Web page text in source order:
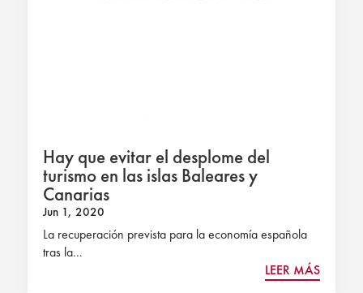
Hay que evitar el desplome del
turismo en las islas Baleares y
Canarias
Jun 1, 2020
La recuperación prevista para la economía española
tras la...
LEER MÁS